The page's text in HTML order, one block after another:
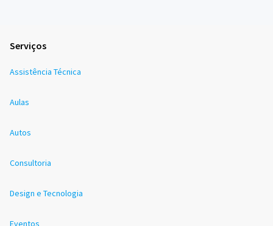
Serviços
Assistência Técnica
Aulas
Autos
Consultoria
Design e Tecnologia
Eventos